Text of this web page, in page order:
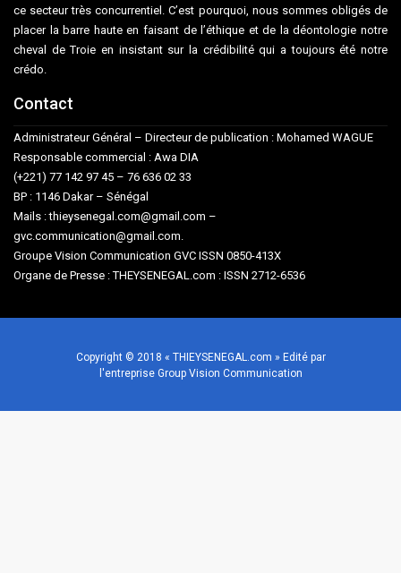
ce secteur très concurrentiel. C’est pourquoi, nous sommes obligés de
placer la barre haute en faisant de l’éthique et de la déontologie notre
cheval de Troie en insistant sur la crédibilité qui a toujours été notre
crédo.
Contact
Administrateur Général – Directeur de publication : Mohamed WAGUE
Responsable commercial : Awa DIA
(+221) 77 142 97 45 – 76 636 02 33
BP : 1146 Dakar – Sénégal
Mails : thieysenegal.com@gmail.com –
gvc.communication@gmail.com.
Groupe Vision Communication GVC ISSN 0850-413X
Organe de Presse : THEYSENEGAL.com : ISSN 2712-6536
Copyright © 2018 « THIEYSENEGAL.com » Edité par
l'entreprise Group Vision Communication